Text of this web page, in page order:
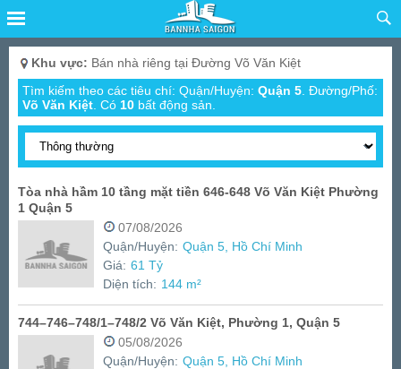
Khu vực: Bán nhà riêng tại Đường Võ Văn Kiệt
Tìm kiếm theo các tiêu chí: Quận/Huyện: Quận 5 . Đường/Phố:
Võ Văn Kiệt Có 10 bất động sản.
Tòa nhà hầm 10 tầng mặt tiền 646-648 Võ Văn Kiệt Phường
1 Quận 5
07/08/2026
Quận/Huyện: Quận 5, Hồ Chí Minh
Giá: 61 Tỷ
Diện tích: 144 m²
744–746–748/1–748/2 Võ Văn Kiệt, Phường 1, Quận 5
05/08/2026
Quận/Huyện: Quận 5, Hồ Chí Minh